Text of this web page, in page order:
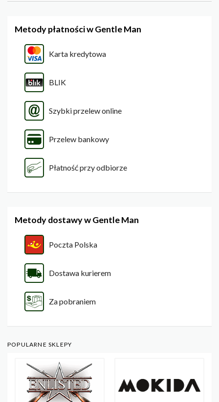
Metody płatności w Gentle Man
Karta kredytowa
BLIK
Szybki przelew online
Przelew bankowy
Płatność przy odbiorze
Metody dostawy w Gentle Man
Poczta Polska
Dostawa kurierem
Za pobraniem
POPULARNE SKLEPY